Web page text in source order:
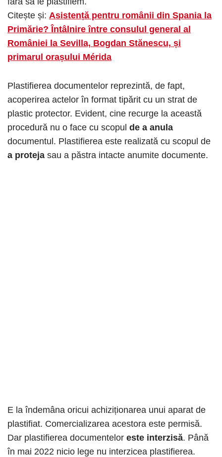
Citește și: Asistență pentru românii din Spania la
Primărie? Întâlnire între consulul general al
României la Sevilla, Bogdan Stănescu, și
primarul orașului Mérida
Plastifierea documentelor reprezintă, de fapt,
acoperirea actelor în format tipărit cu un strat de
plastic protector. Evident, cine recurge la această
procedură nu o face cu scopul de a anula
documentul. Plastifierea este realizată cu scopul de
a proteja sau a păstra intacte anumite documente.
E la îndemâna oricui achiziționarea unui aparat de
plastifiat. Comercializarea acestora este permisă.
Dar plastifierea documentelor este interzisă. Până
în mai 2022 nicio lege nu interzicea plastifierea.